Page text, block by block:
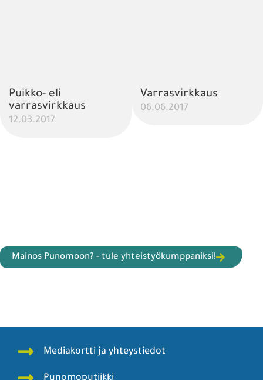
Puikko- eli
varrasvirkkaus
12.03.2017
Varrasvirkkaus
06.06.2017
Mainos Punomoon? - tule yhteistyökumppaniksi!
Mediakortti ja yhteystiedot